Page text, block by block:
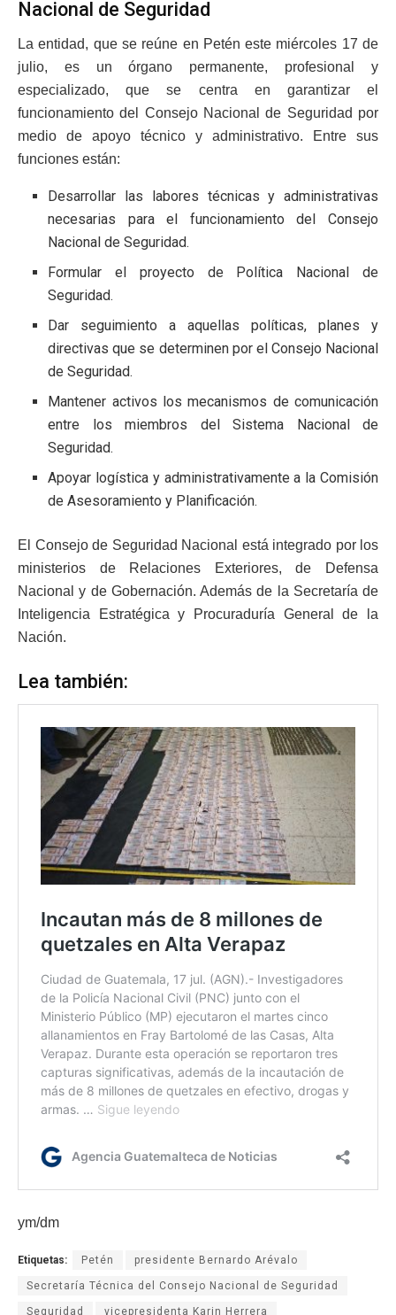
Nacional de Seguridad
La entidad, que se reúne en Petén este miércoles 17 de
julio, es un órgano permanente, profesional y
especializado, que se centra en garantizar el
funcionamiento del Consejo Nacional de Seguridad por
medio de apoyo técnico y administrativo. Entre sus
funciones están:
Desarrollar las labores técnicas y administrativas
necesarias para el funcionamiento del Consejo
Nacional de Seguridad.
Formular el proyecto de Política Nacional de
Seguridad.
Dar seguimiento a aquellas políticas, planes y
directivas que se determinen por el Consejo Nacional
de Seguridad.
Mantener activos los mecanismos de comunicación
entre los miembros del Sistema Nacional de
Seguridad.
Apoyar logística y administrativamente a la Comisión
de Asesoramiento y Planificación.
El Consejo de Seguridad Nacional está integrado por los
ministerios de Relaciones Exteriores, de Defensa
Nacional y de Gobernación. Además de la Secretaría de
Inteligencia Estratégica y Procuraduría General de la
Nación.
Lea también:
ym/dm
Etiquetas: Petén presidente Bernardo Arévalo
Secretaría Técnica del Consejo Nacional de Seguridad
Seguridad vicepresidenta Karin Herrera